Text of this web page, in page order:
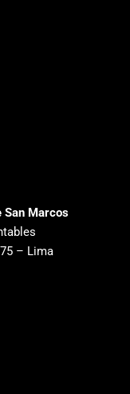
San Marcos
– Lima